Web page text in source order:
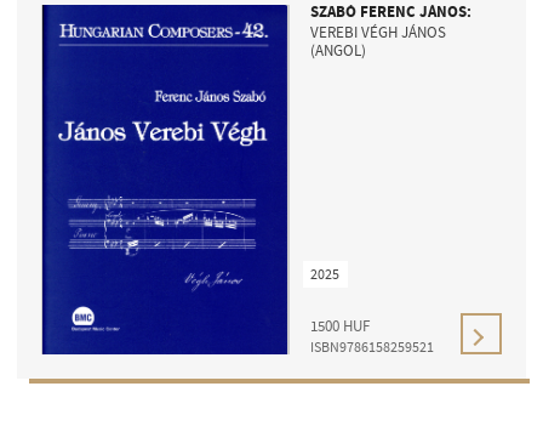
SZABÓ FERENC JÁNOS:
VEREBI VÉGH JÁNOS
(ANGOL)
1500 HUF
ISBN9786158259521
2025